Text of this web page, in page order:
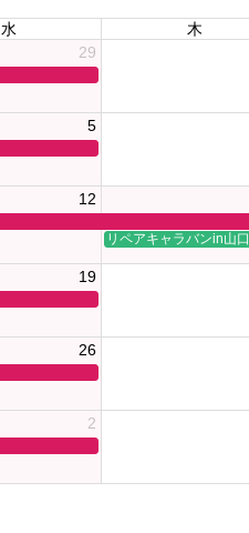
水 木
29
5
12
リペアキャラバンin山口
19
26
2